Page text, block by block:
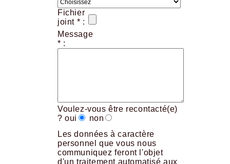
Fichier
joint * :
Message
* :
Voulez-vous être recontacté(e)
? oui
non
Les données à caractère
personnel que vous nous
communiquez feront l'objet
d'un traitement automatisé aux